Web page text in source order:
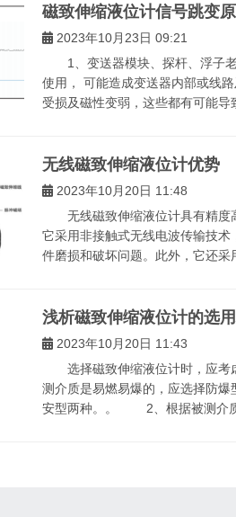
磁致伸缩液位计信号跳变
2023年10月23日 09:21
1、变送器模块、探杆、浮子
使用， 可能造成变送器内部或线
受损及磁性变弱，这些都有可能导
无线磁致伸缩液位计优势
2023年10月20日 11:48
无线磁致伸缩液位计具有精度高
它采用非接触式无线电波传输技
件磨损和破坏问题。此外，它还采
浅析磁致伸缩液位计的选
2023年10月20日 11:43
选择磁致伸缩液位计时，应考
测介质是易燃易爆的，应选择防
安型两种。。 2、根据被测介质